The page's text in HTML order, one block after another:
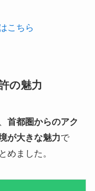
こちら
の魅力
首都圏からのアク
が大きな魅力で
めました。